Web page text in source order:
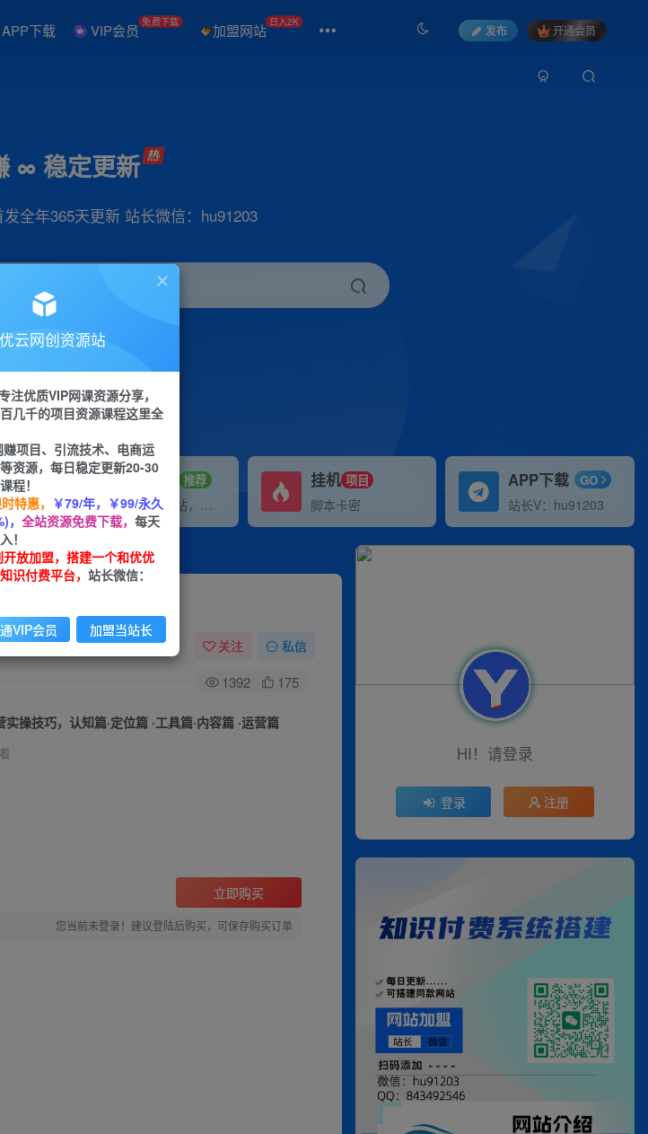
下载 VIP会员 免费下载 加盟网站 日入2K
发布 开通会员
∞ 稳定更新
全年365天更新 站长微信：hu91203
流 小红书 短视频
分佣
接
招募站长 推荐
搭建同款网站，自己当老板
挂机 项目
脚本卡密
APP下载 GO
站长V：hu91203
·内容篇 ·运营篇
关注 私信
1392 175
操技巧，认知篇·定位篇 ·工具篇·内容篇 ·运营篇
立即购买
您当前未登录！建议登陆后购买，可保存购买订单
HI！请登录
登录 注册
云网创资源站
注优质VIP网课资源分享，
几千的项目资源课程这里全
赚项目、引流技术、电商运
资源，每日稳定更新20-30
程！
特惠， ￥79/年，￥99/永久
全站资源免费下载， 每天
！
放加盟，搭建一个和优优
识付费平台， 站长微信：
VIP会员 加盟当站长